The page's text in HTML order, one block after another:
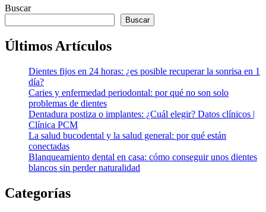
Buscar
Buscar
Últimos Artículos
Dientes fijos en 24 horas: ¿es posible recuperar la sonrisa en 1
día?
Caries y enfermedad periodontal: por qué no son solo
problemas de dientes
Dentadura postiza o implantes: ¿Cuál elegir? Datos clínicos |
Clínica PCM
La salud bucodental y la salud general: por qué están
conectadas
Blanqueamiento dental en casa: cómo conseguir unos dientes
blancos sin perder naturalidad
Categorías